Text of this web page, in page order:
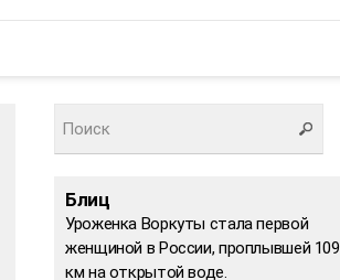
Блиц
Уроженка Воркуты стала первой
женщиной в России, проплывшей 109
км на открытой воде.